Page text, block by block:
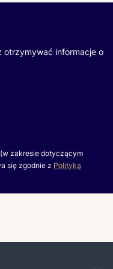
otrzymywać informacje o
(w zakresie dotyczącym
się zgodnie z Polityką